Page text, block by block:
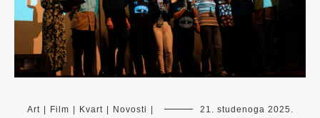
Art Film Kvart Novosti 21. studenoga 2025.